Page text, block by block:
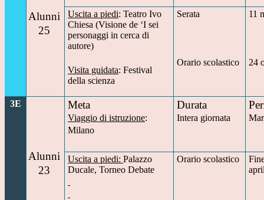
Alunni
25
Uscita a piedi: Teatro Ivo
Chiesa (Visione de ‘I sei
personaggi in cerca di
autore)
Visita guidata: Festival
della scienza
Serata
Orario scolastico
11
24
3E
Alunni
23
Meta
Viaggio di istruzione:
Milano
Durata
Intera giornata
Uscita a piedi: Palazzo
Ducale, Torneo Debate
Orario scolastico